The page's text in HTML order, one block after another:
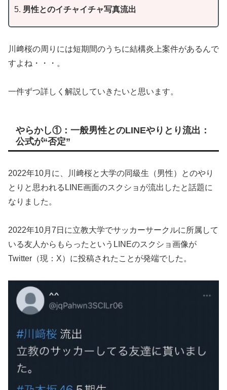
男性とのイチャイチャ写真流出
川﨑桜の周りには短期間のうちに結構炎上案件があるんで
すよね・・・。
一件ずつ詳しく解説していきたいと思います。
やらかし①：一般男性とのLINEやりとり流出：
公式が“否定”
2022年10月に、川﨑桜と大学の同級生（男性）とのやり
とりと思われるLINE画面のスクショが流出したと話題に
なりました。
2022年10月7日に立教大学でサッカーサークルに所属して
いる友人からもらったというLINEのスクショ画像が
Twitter（現：X）に投稿されたことが発端でした。